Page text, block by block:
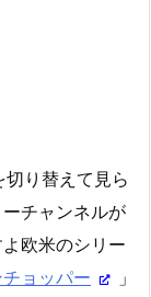
り替えて見ら
チャンネルが
欧米のシリー
ョッパー
」